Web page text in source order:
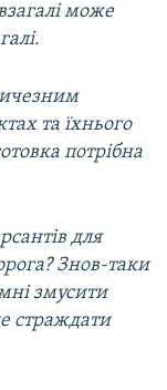
може
та їхнього
потрібна
для
Знов-таки
змусити
страждати